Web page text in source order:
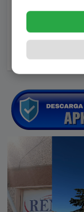
Francis Ford
Morrison y que el
hermana, la Adrian